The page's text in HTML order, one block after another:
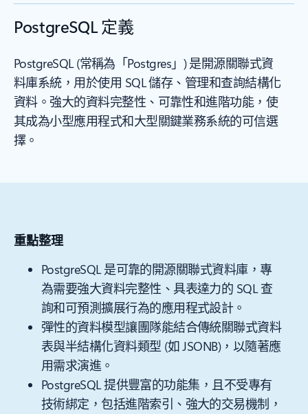
PostgreSQL 定義
PostgreSQL (常稱為「Postgres」) 是開源關聯式資
料庫系統，用於使用 SQL 儲存、管理和查詢結構化
資料。強大的資料完整性、可靠性和進階功能，使
其成為小型應用程式和大型關鍵業務系統的可信選
擇。
重點整理
PostgreSQL 是可靠的開源關聯式資料庫，專
為需要強大資料完整性、具表達力的 SQL 查
詢和可預測擴展行為的應用程式設計。
彈性的資料模型讓團隊能結合傳統關聯式資料
表與半結構化資料類型 (如 JSONB)，以隨著應
用需求演進。
PostgreSQL 提供豐富的功能集，且不受專有
技術綁定，包括進階索引、強大的交易機制，